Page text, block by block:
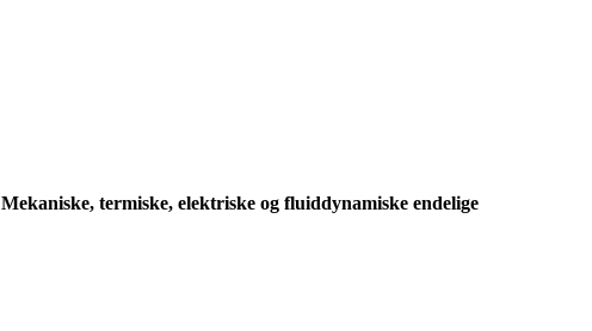
Mekaniske, termiske, elektriske og fluiddynamiske endelige